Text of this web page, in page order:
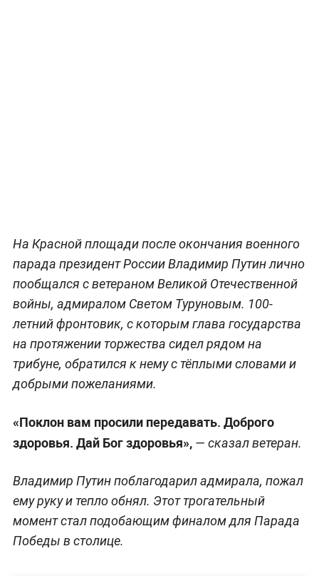
На Красной площади после окончания военного
парада президент России Владимир Путин лично
пообщался с ветераном Великой Отечественной
войны, адмиралом Светом Туруновым. 100-
летний фронтовик, с которым глава государства
на протяжении торжества сидел рядом на
трибуне, обратился к нему с тёплыми словами и
добрыми пожеланиями.
«Поклон вам просили передавать. Доброго
здоровья. Дай Бог здоровья»,— сказал ветеран.
Владимир Путин поблагодарил адмирала, пожал
ему руку и тепло обнял. Этот трогательный
момент стал подобающим финалом для Парада
Победы в столице.